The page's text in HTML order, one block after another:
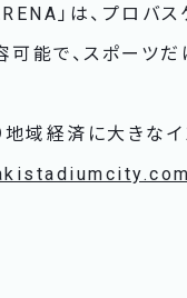
」は、プロバ
能で、スポーツ
経済に大きなイ